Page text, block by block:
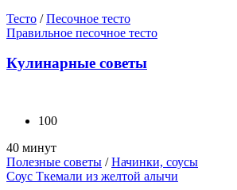
Тесто /Песочное тесто
Правильное песочное тесто
Кулинарные советы
100
40 минут
Полезные советы /Начинки, соусы
Соус Ткемали из желтой алычи